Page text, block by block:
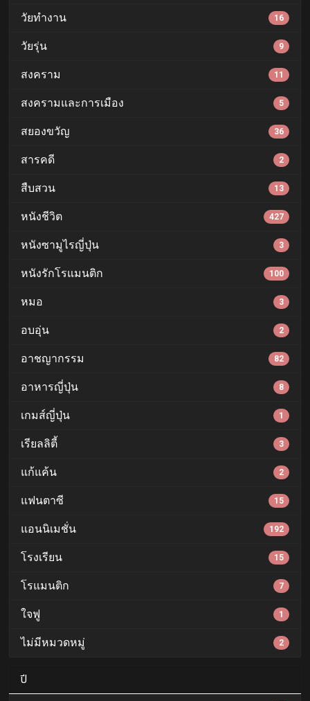
วัยทำงาน 16
วัยรุ่น 9
สงคราม 11
สงครามและการเมือง 5
สยองขวัญ 36
สารคดี 2
สืบสวน 13
หนังชีวิต 427
หนังซามูไรญี่ปุ่น 3
หนังรักโรแมนติก 100
หมอ 3
อบอุ่น 2
อาชญากรรม 82
อาหารญี่ปุ่น 8
เกมส์ญี่ปุ่น 1
เรียลลิตี้ 3
แก้แค้น 2
แฟนตาซี 15
แอนนิเมชั่น 192
โรงเรียน 15
โรแมนติก 7
ใจฟู 1
ไม่มีหมวดหมู่ 2
ปี